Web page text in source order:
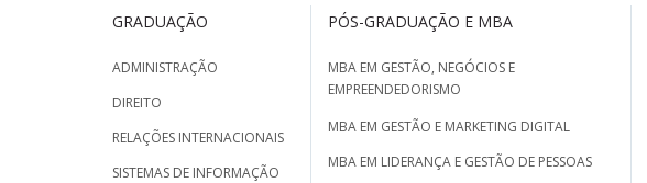
GRADUAÇÃO
ADMINISTRAÇÃO
DIREITO
RELAÇÕES INTERNACIONAIS
SISTEMAS DE INFORMAÇÃO
PÓS-GRADUAÇÃO E MBA
MBA EM GESTÃO, NEGÓCIOS E
EMPREENDEDORISMO
MBA EM GESTÃO E MARKETING DIGITAL
MBA EM LIDERANÇA E GESTÃO DE PESSOAS